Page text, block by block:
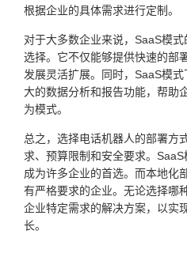
根据企业的具体需求进行定制。
对于大多数企业来说，SaaS模
选择。它不仅能够提供快速的部
发展灵活扩展。同时，SaaS模
大的数据分析和报告功能，帮助
为模式。
总之，选择电话机器人的部署方
求、预算限制和安全要求。SaaS
成为许多企业的首选。而本地化
有严格要求的企业。无论选择哪
企业特定需求的解决方案，以实
长。